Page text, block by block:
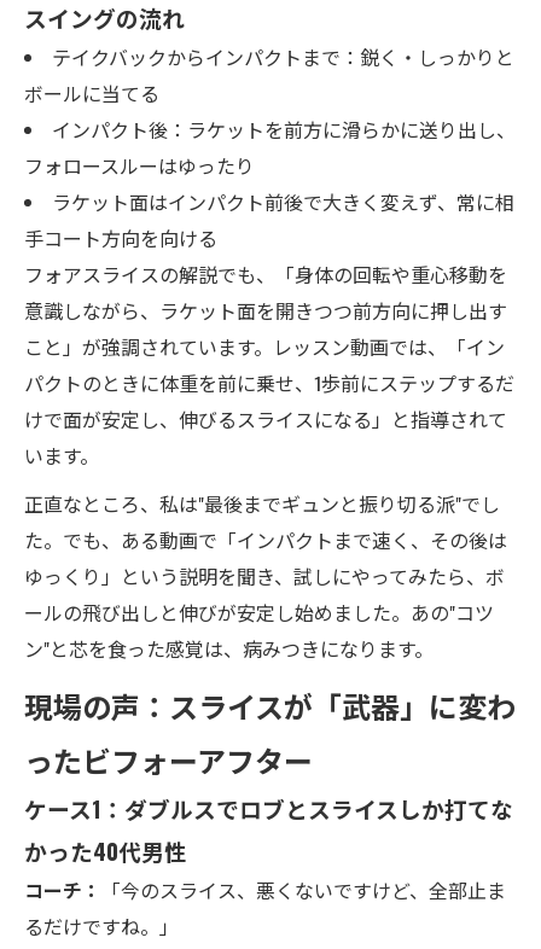
スイングの流れ
テイクバックからインパクトまで：鋭く・しっかりと
ボールに当てる
インパクト後：ラケットを前方に滑らかに送り出し、
フォロースルーはゆったり
ラケット面はインパクト前後で大きく変えず、常に相
手コート方向を向ける
フォアスライスの解説でも、「身体の回転や重心移動を
意識しながら、ラケット面を開きつつ前方向に押し出す
こと」が強調されています。レッスン動画では、「イン
パクトのときに体重を前に乗せ、1歩前にステップするだ
けで面が安定し、伸びるスライスになる」と指導されて
います。
正直なところ、私は"最後までギュンと振り切る派"でし
た。でも、ある動画で「インパクトまで速く、その後は
ゆっくり」という説明を聞き、試しにやってみたら、ボ
ールの飛び出しと伸びが安定し始めました。あの"コツ
ン"と芯を食った感覚は、病みつきになります。
現場の声：スライスが「武器」に変わ
ったビフォーアフター
ケース1：ダブルスでロブとスライスしか打てな
かった40代男性
コーチ：
「今のスライス、悪くないですけど、全部止ま
るだけですね。」